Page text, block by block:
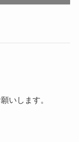
いします。